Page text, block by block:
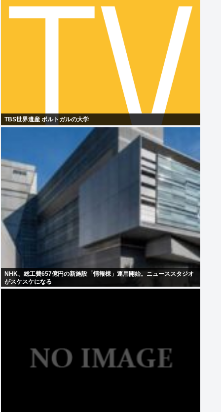
TBS世界遺産 ポルトガルの大学
NHK、総工費657億円の新施設「情報棟」運用開始。ニューススタジオ
がスケスケになる